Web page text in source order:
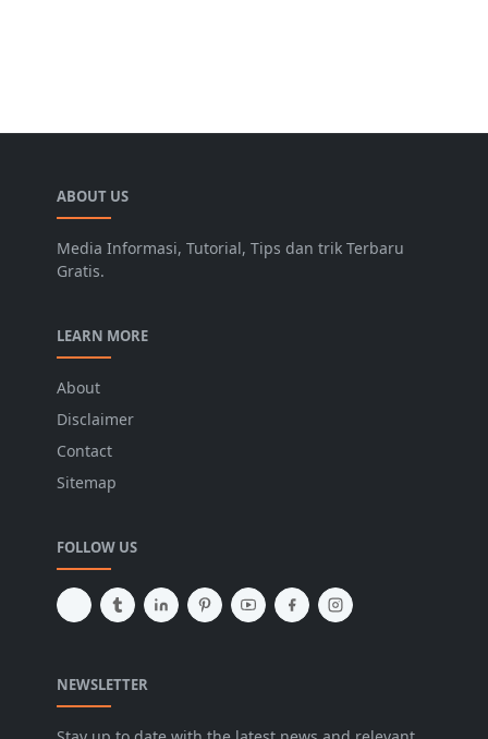
ABOUT US
Media Informasi, Tutorial, Tips dan trik Terbaru
Gratis.
LEARN MORE
About
Disclaimer
Contact
Sitemap
FOLLOW US
NEWSLETTER